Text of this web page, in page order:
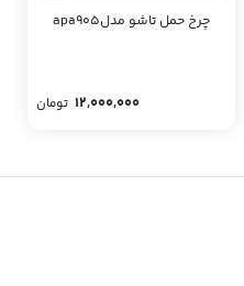
چرخ حمل تاشو مدلapa905
12,000,000 تومان